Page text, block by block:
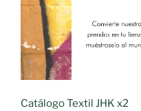
Catálogo Textil JHK x2